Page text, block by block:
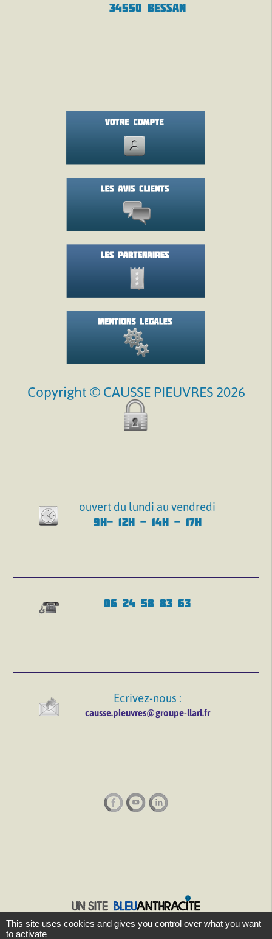
34550 BESSAN
Copyright © CAUSSE PIEUVRES 2026
ouvert du lundi au vendredi
9H- 12H - 14H - 17H
06 24 58 83 63
Ecrivez-nous :
causse.pieuvres@groupe-llari.fr
This site uses cookies and gives you control over what you want
to activate